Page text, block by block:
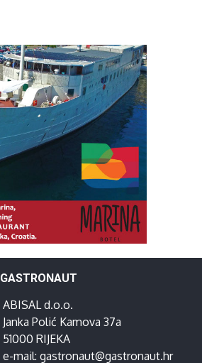
GASTRONAUT
ABISAL d.o.o.
Janka Polić Kamova 37a
51000 RIJEKA
e-mail: gastronaut@gastronaut.hr